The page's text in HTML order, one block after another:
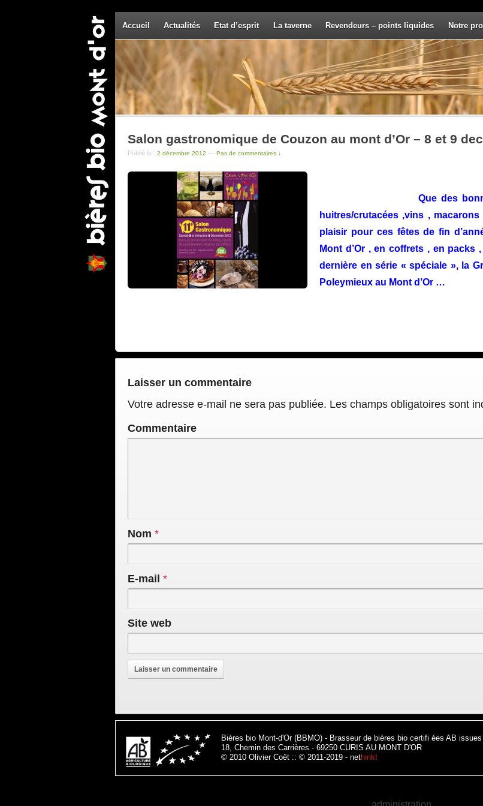
Accueil Actualités Etat d’esprit La taverne Revendeurs – points liquides Notre
Salon gastronomique de Couzon au mont d’Or – 8 et 9
Publié le : 2 décembre 2012 — Pas de commentaires ↓
Que des
huitres/crutacées ,vins ,
plaisir pour ces fêtes de fin
Mont d’Or , en coffrets , en
dernière en série « spéciale », la
Poleymieux au Mont d’Or …
Laisser un commentaire
Votre adresse e-mail ne sera pas publiée. Les champs obligatoires sont
Commentaire
Nom *
E-mail *
Site web
Bières bio Mont-d'Or (BBMO) - Brasseur de bières bio certifi ées AB
18, Chemin des Carrières - 69250 CURIS AU MONT D'OR
© 2010 Olivier Coët :: © 2011-2019 -nethink!